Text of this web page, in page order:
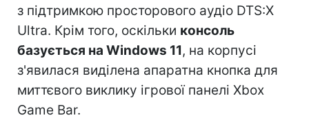
з підтримкою просторового аудіо DTS:X
Ultra. Крім того, оскільки консоль
базується на Windows 11, на корпусі
з'явилася виділена апаратна кнопка для
миттєвого виклику ігрової панелі Xbox
Game Bar.